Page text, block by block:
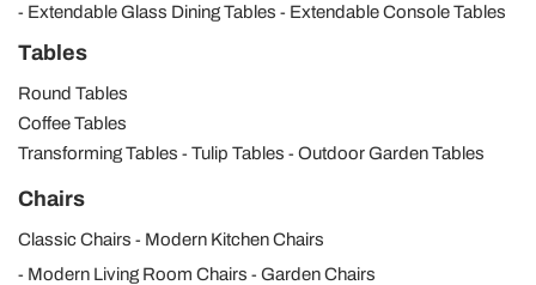
Extendable Glass Dining Tables
Extendable Console Tables
Tables
Round Tables
Coffee Tables
Transforming Tables
Tulip Tables Outdoor Garden Tables
Chairs
Classic Chairs
Modern Kitchen Chairs
Modern Living Room Chairs
Garden Chairs